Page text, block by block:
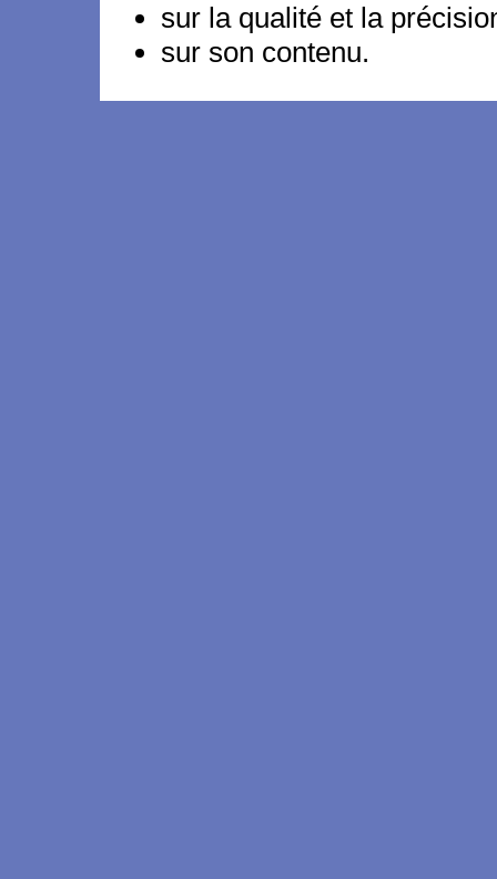
sur la qualité et la
sur son contenu.